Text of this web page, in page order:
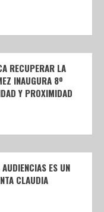
RECUPERAR LA
INAUGURA 8º
Y PROXIMIDAD
ES UN
CLAUDIA